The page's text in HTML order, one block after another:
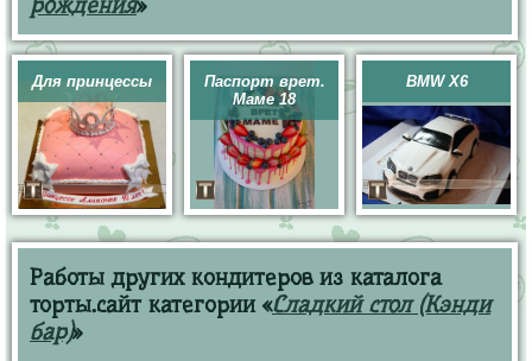
Для принцессы
Паспорт врет.
Маме 18
BMW X6
Работы других кондитеров из каталога
торты.сайт категории «Сладкий стол (Кэнди
бар)»